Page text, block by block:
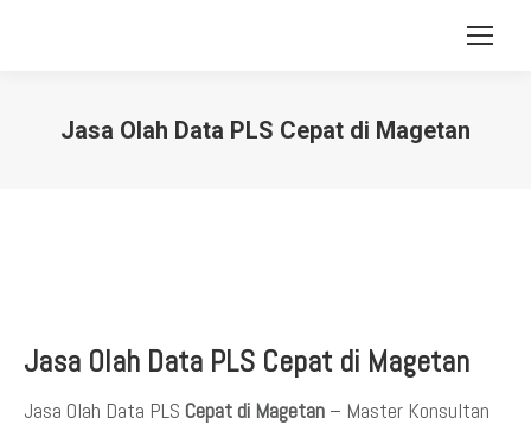
Jasa Olah Data PLS Cepat di Magetan
Jasa Olah Data PLS Cepat di Magetan
Jasa Olah Data PLS Cepat di Magetan – Master Konsultan